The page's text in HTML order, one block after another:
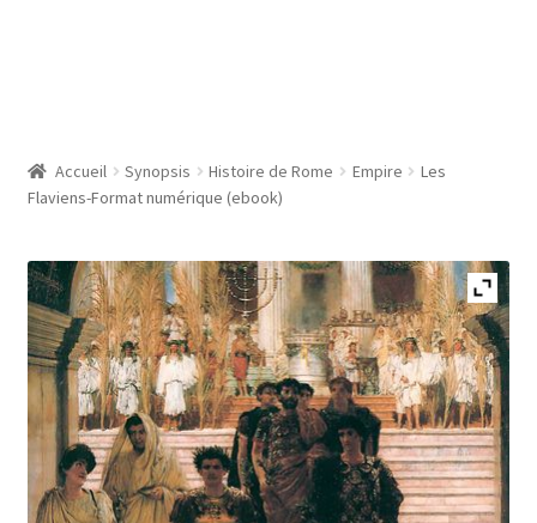
Accueil Synopsis Histoire de Rome Empire
Les
Flaviens-Format numérique (ebook)